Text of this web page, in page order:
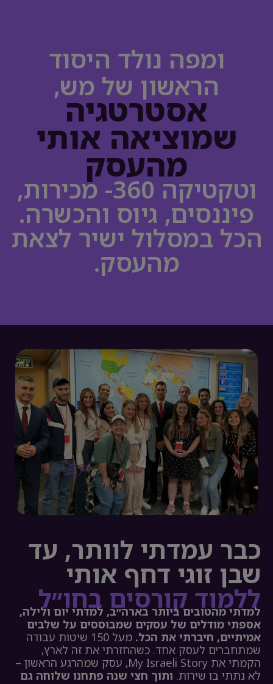
ומפה נולד היסוד
הראשון של מש,
אסטרטגיה
שמוציאה אותי
מהעסק
וטקטיקה 360- מכירות,
פיננסים, גיוס והכשרה.
הכל במסלול ישיר לצאת
מהעסק.
כבר עמדתי לוותר, עד
שבן זוגי דחף אותי
ללמוד קורסים בחו״ל
למדתי מהטובים ביותר בארה״ב, למדתי יום ולילה,
אספתי מודלים של עסקים שמבוססים על שלבים
אמיתיים, חיברתי את הכל.
מעל 150 שיטות עבודה
שמתחברים לעסק אחד. כשהחזרתי את זה לארץ,
הקמתי את My Israeli Story, עסק שמהרגע הראשון –
לא נתתי בו שירות. ותוך חצי שנה פתחנו שלוחה גם